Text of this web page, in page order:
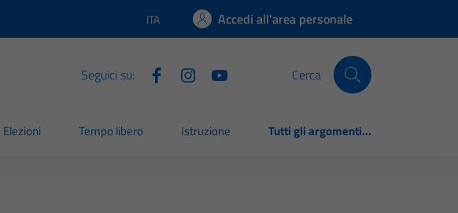
Lingua attiva:
ITA Accedi all'area personale
Seguici su: Cerca
Elezioni Tempo libero Istruzione Tutti gli argomenti...